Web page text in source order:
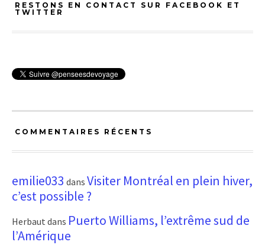
RESTONS EN CONTACT SUR FACEBOOK ET
TWITTER
COMMENTAIRES RÉCENTS
emilie033 dans Visiter Montréal en plein hiver,
c’est possible ?
Herbaut dans Puerto Williams, l’extrême sud de
l’Amérique